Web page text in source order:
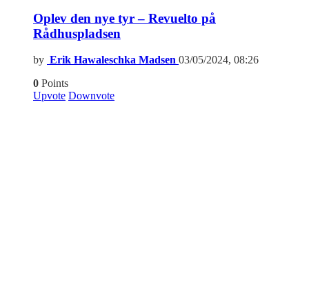
Oplev den nye tyr – Revuelto på
Rådhuspladsen
by Erik Hawaleschka Madsen 03/05/2024, 08:26
0 Points
Upvote Downvote